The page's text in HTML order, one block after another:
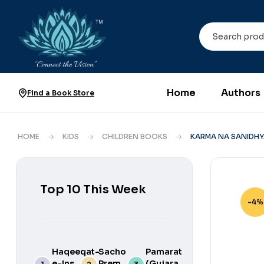
Find a Book Store Home Authors
HOME KIDS CHILDREN BOOKS KARMA NA
-4%
Top 10 This Week
Haqeeqat-Sacho
Pamarat